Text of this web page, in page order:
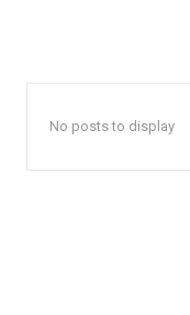
No posts to display